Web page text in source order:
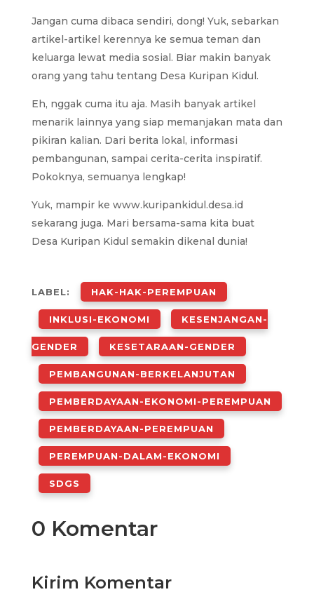
Jangan cuma dibaca sendiri, dong! Yuk, sebarkan
artikel-artikel kerennya ke semua teman dan
keluarga lewat media sosial. Biar makin banyak
orang yang tahu tentang Desa Kuripan Kidul.
Eh, nggak cuma itu aja. Masih banyak artikel
menarik lainnya yang siap memanjakan mata dan
pikiran kalian. Dari berita lokal, informasi
pembangunan, sampai cerita-cerita inspiratif.
Pokoknya, semuanya lengkap!
Yuk, mampir ke www.kuripankidul.desa.id
sekarang juga. Mari bersama-sama kita buat
Desa Kuripan Kidul semakin dikenal dunia!
LABEL: HAK-HAK-PEREMPUAN
INKLUSI-EKONOMI KESENJANGAN-
GENDER KESETARAAN-GENDER
PEMBANGUNAN-BERKELANJUTAN
PEMBERDAYAAN-EKONOMI-PEREMPUAN
PEMBERDAYAAN-PEREMPUAN
PEREMPUAN-DALAM-EKONOMI
SDGS
0 Komentar
Kirim Komentar